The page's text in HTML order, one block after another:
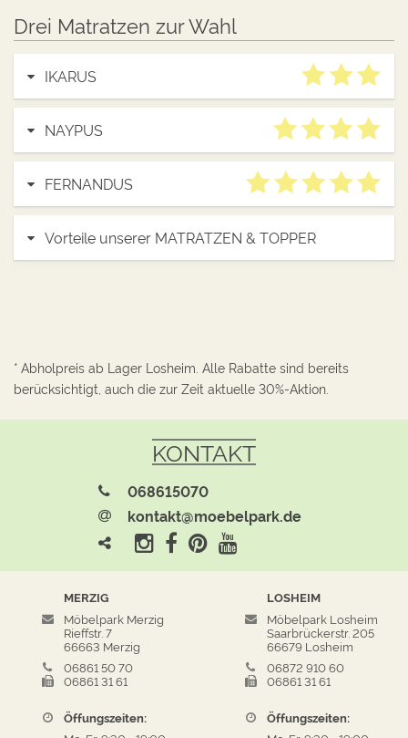
Drei Matratzen zur Wahl
IKARUS
NAYPUS
FERNANDUS
Vorteile unserer MATRATZEN & TOPPER
* Abholpreis ab Lager Losheim. Alle Rabatte sind bereits
berücksichtigt, auch die zur Zeit aktuelle 30%-Aktion.
KONTAKT
068615070
kontakt@moebelpark.de
MERZIG
Möbelpark Merzig
Rieffstr. 7
66663 Merzig
06861 50 70
06861 31 61
Öffungszeiten:
LOSHEIM
Möbelpark Losheim
Saarbrückerstr. 205
66679 Losheim
06872 910 60
06861 31 61
Öffungszeiten: